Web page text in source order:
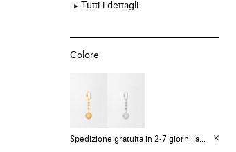
Tutti i dettagli
Colore
Spedizione gratuita in 2-7 giorni lavorativi